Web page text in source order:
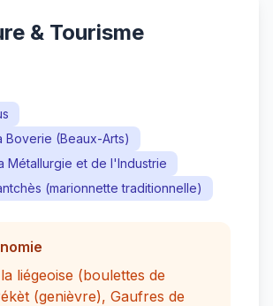
& Tourisme
Boverie (Beaux-Arts)
Métallurgie et de l'Industrie
(marionnette traditionnelle)
liégeoise (boulettes de
(genièvre), Gaufres de